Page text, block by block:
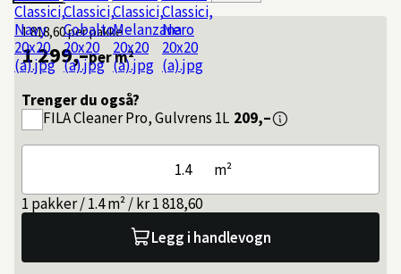
1 818,60per pakke
1 299,–per m²
Trenger du også?
FILACleaner Pro, Gulvrens 1L 209,–
m²
1 pakker / 1.4 m² / kr 1 818,60
Legg i handlevogn